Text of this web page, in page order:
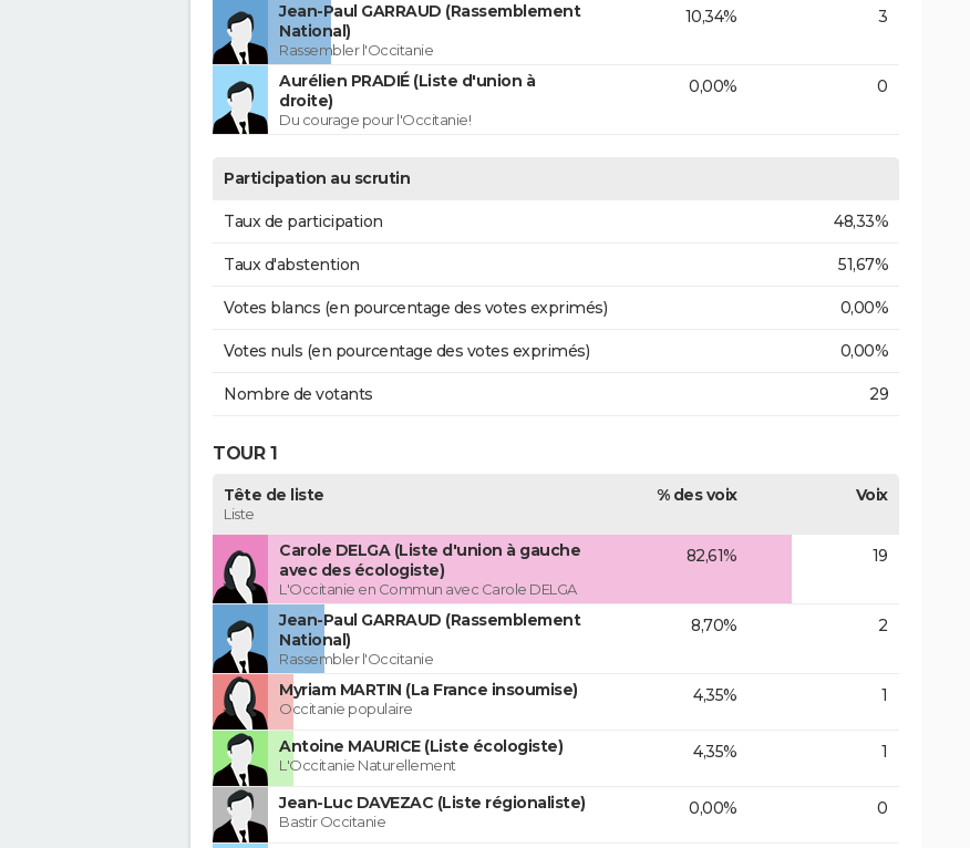
Jean-Paul GARRAUD (Rassemblement
National)
Rassembler l'Occitanie
10,34% 3
Aurélien PRADIÉ (Liste d'union à
droite)
Du courage pour l'Occitanie!
0,00% 0
Participation au scrutin
Taux de participation 48,33%
Taux d'abstention 51,67%
Votes blancs (en pourcentage des votes exprimés) 0,00%
Votes nuls (en pourcentage des votes exprimés) 0,00%
Nombre de votants 29
TOUR 1
Tête de liste
Liste
% des voix Voix
Carole DELGA (Liste d'union à gauche
avec des écologiste)
L'Occitanie en Commun avec Carole DELGA
82,61% 19
Jean-Paul GARRAUD (Rassemblement
National)
Rassembler l'Occitanie
8,70% 2
Myriam MARTIN (La France insoumise)
Occitanie populaire
4,35% 1
Antoine MAURICE (Liste écologiste)
L'Occitanie Naturellement
4,35% 1
Jean-Luc DAVEZAC (Liste régionaliste)
Bastir Occitanie
0,00% 0